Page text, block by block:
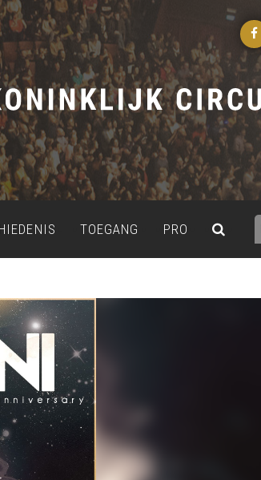
TOEGANG PRO